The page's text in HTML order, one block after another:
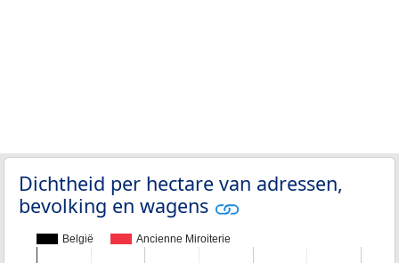
Dichtheid per hectare van adressen,
bevolking en wagens
België Ancienne Miroiterie